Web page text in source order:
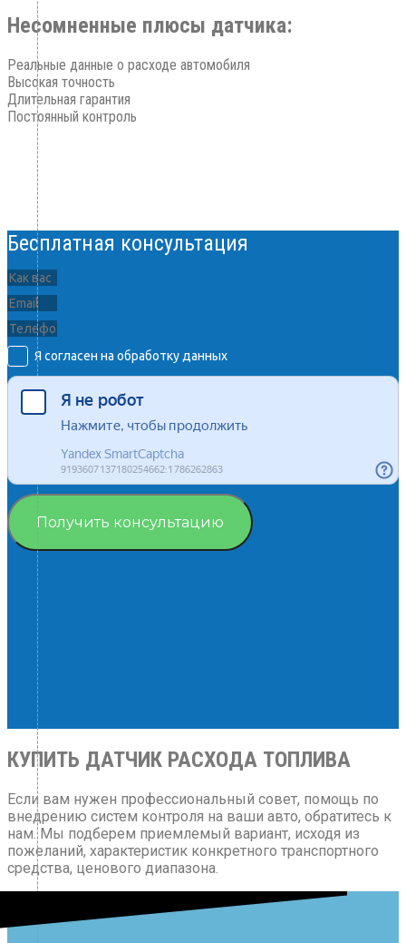
Несомненные плюсы датчика:
Реальные данные о расходе автомобиля
Высокая точность
Длительная гарантия
Постоянный контроль
Бесплатная консультация
Я согласен на обработку данных
Получить консультацию
КУПИТЬ ДАТЧИК РАСХОДА ТОПЛИВА
Если вам нужен профессиональный совет, помощь по
внедрению систем контроля на ваши авто, обратитесь к
нам. Мы подберем приемлемый вариант, исходя из
пожеланий, характеристик конкретного транспортного
средства, ценового диапазона.